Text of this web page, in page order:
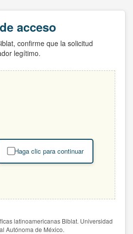
acceso
confirme que la solicitud
legítimo.
Haga clic para continuar
latinoamericanas Biblat. Universidad
Autónoma de México.